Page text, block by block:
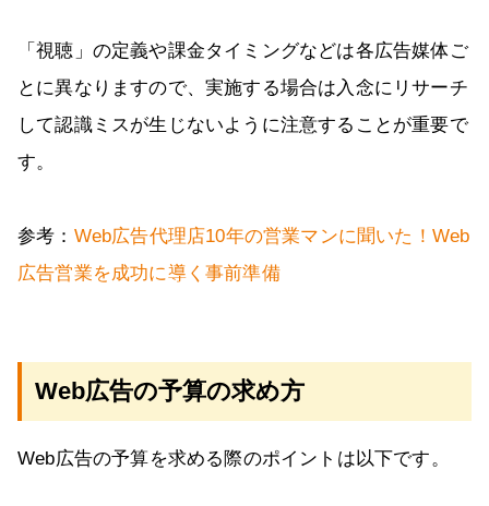
「視聴」の定義や課金タイミングなどは各広告媒体ご
とに異なりますので、実施する場合は入念にリサーチ
して認識ミスが生じないように注意することが重要で
す。
参考： Web広告代理店10年の営業マンに聞いた！Web
広告営業を成功に導く事前準備
Web広告の予算の求め方
Web広告の予算を求める際のポイントは以下です。